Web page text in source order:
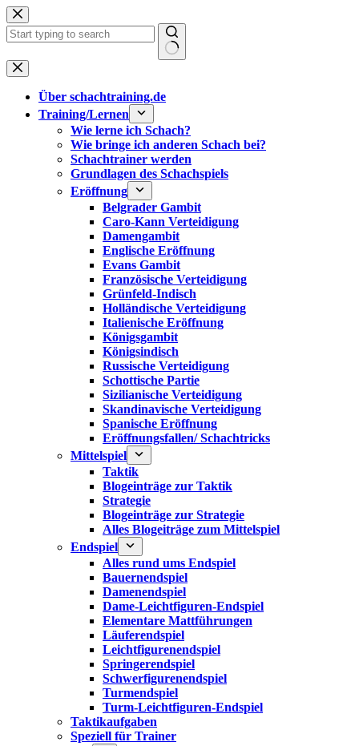
Zum
Inhalt
springen
Keine
Ergebnisse
Über schachtraining.de
Training/Lernen
Wie lerne ich Schach?
Wie bringe ich anderen Schach bei?
Schachtrainer werden
Grundlagen des Schachspiels
Eröffnung
Belgrader Gambit
Caro-Kann Verteidigung
Damengambit
Englische Eröffnung
Evans Gambit
Französische Verteidigung
Grünfeld-Indisch
Holländische Verteidigung
Italienische Eröffnung
Königsgambit
Königsindisch
Russische Verteidigung
Schottische Partie
Sizilianische Verteidigung
Skandinavische Verteidigung
Spanische Eröffnung
Eröffnungsfallen/ Schachtricks
Mittelspiel
Taktik
Blogeinträge zur Taktik
Strategie
Blogeinträge zur Strategie
Alles Blogeiträge zum Mittelspiel
Endspiel
Alles rund ums Endspiel
Bauernendspiel
Damenendspiel
Dame-Leichtfiguren-Endspiel
Elementare Mattführungen
Läuferendspiel
Leichtfigurenendspiel
Springerendspiel
Schwerfigurenendspiel
Turmendspiel
Turm-Leichtfiguren-Endspiel
Taktikaufgaben
Speziell für Trainer